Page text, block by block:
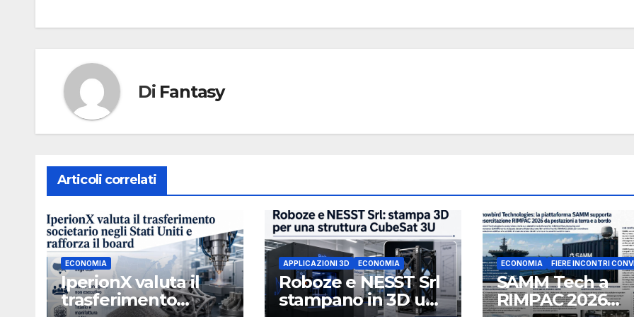
Di Fantasy
Articoli correlati
ECONOMIA
IperionX valuta il
trasferimento
APPLICAZIONI 3D ECONOMIA
Roboze e NESST Srl
stampano in 3D una
ECONOMIA FIERE INCONTRI
SAMM Tech a
RIMPAC 2026